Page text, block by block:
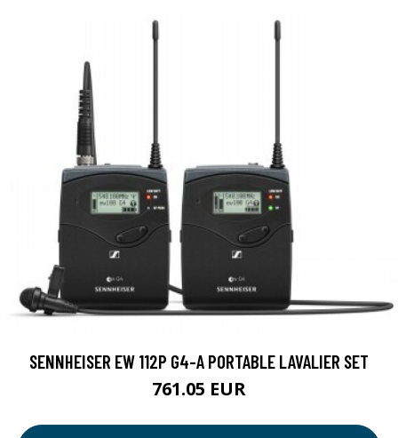
SENNHEISER EW 112P G4-A PORTABLE LAVALIER SET
761.05 EUR